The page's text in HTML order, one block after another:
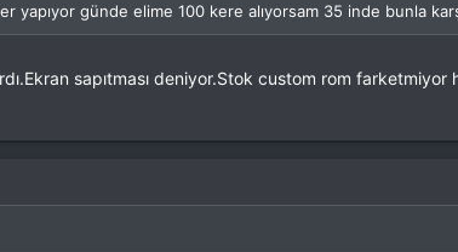
günde elime 100 kere alıyorsam 35 inde bunla
sapıtması deniyor.Stok custom rom farketmiyor